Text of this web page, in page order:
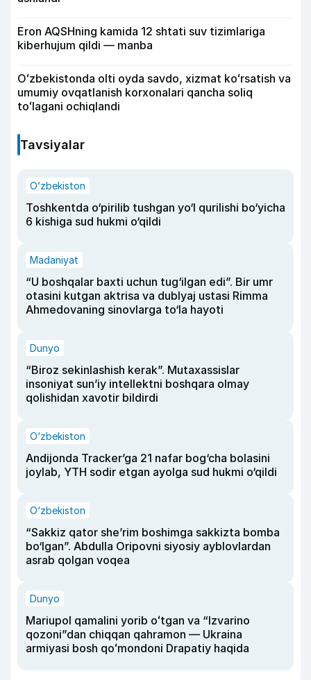
Eron AQSHning kamida 12 shtati suv tizimlariga
kiberhujum qildi — manba
Oʻzbekistonda olti oyda savdo, xizmat koʻrsatish va
umumiy ovqatlanish korxonalari qancha soliq
toʻlagani ochiqlandi
Tavsiyalar
O‘zbekiston
Toshkentda o‘pirilib tushgan yo‘l qurilishi bo‘yicha
6 kishiga sud hukmi o‘qildi
Madaniyat
“U boshqalar baxti uchun tug‘ilgan edi”. Bir umr
otasini kutgan aktrisa va dublyaj ustasi Rimma
Ahmedovaning sinovlarga to‘la hayoti
Dunyo
“Biroz sekinlashish kerak”. Mutaxassislar
insoniyat sun’iy intellektni boshqara olmay
qolishidan xavotir bildirdi
O‘zbekiston
Andijonda Tracker’ga 21 nafar bog‘cha bolasini
joylab, YTH sodir etgan ayolga sud hukmi o‘qildi
O‘zbekiston
“Sakkiz qator she’rim boshimga sakkizta bomba
bo‘lgan”. Abdulla Oripovni siyosiy ayblovlardan
asrab qolgan voqea
Dunyo
Mariupol qamalini yorib oʻtgan va “Izvarino
qozoni”dan chiqqan qahramon — Ukraina
armiyasi bosh qoʻmondoni Drapatiy haqida